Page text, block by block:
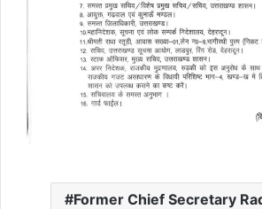
Former Chief Secretary